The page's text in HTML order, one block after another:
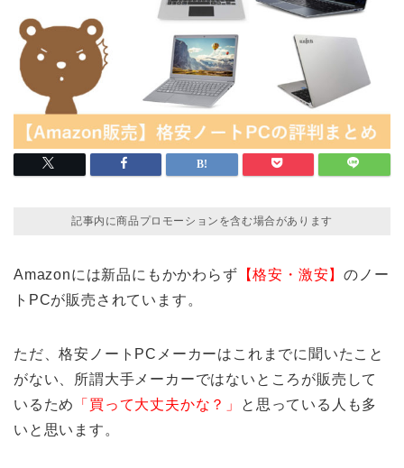
記事内に商品プロモーションを含む場合があります
Amazonには新品にもかかわらず 【格安・激安】のノー
トPCが販売されています。
ただ、格安ノートPCメーカーはこれまでに聞いたこと
がない、所謂大手メーカーではないところが販売して
いるため
「買って大丈夫かな？」
と思っている人も多
いと思います。